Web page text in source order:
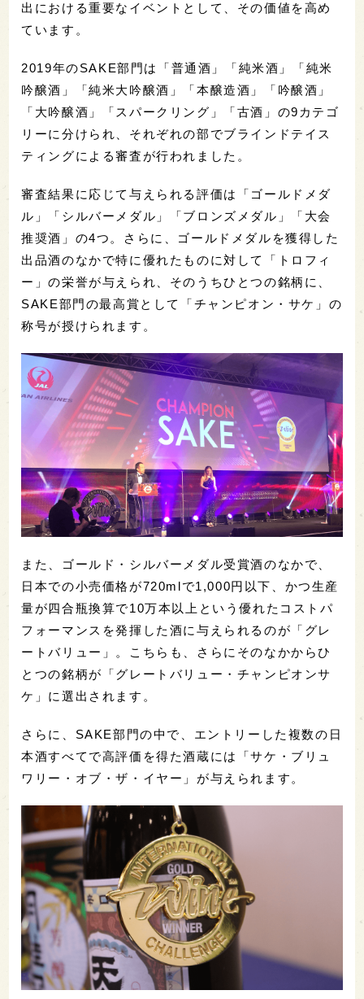
出における重要なイベントとして、その価値を高め
ています。
2019年のSAKE部門は「普通酒」「純米酒」「純米
吟醸酒」「純米大吟醸酒」「本醸造酒」「吟醸酒」
「大吟醸酒」「スパークリング」「古酒」の9カテゴ
リーに分けられ、それぞれの部でブラインドテイス
ティングによる審査が行われました。
審査結果に応じて与えられる評価は「ゴールドメダ
ル」「シルバーメダル」「ブロンズメダル」「大会
推奨酒」の4つ。さらに、ゴールドメダルを獲得した
出品酒のなかで特に優れたものに対して「トロフィ
ー」の栄誉が与えられ、そのうちひとつの銘柄に、
SAKE部門の最高賞として「チャンピオン・サケ」の
称号が授けられます。
また、ゴールド・シルバーメダル受賞酒のなかで、
日本での小売価格が720mlで1,000円以下、かつ生産
量が四合瓶換算で10万本以上という優れたコストパ
フォーマンスを発揮した酒に与えられるのが「グレ
ートバリュー」。こちらも、さらにそのなかからひ
とつの銘柄が「グレートバリュー・チャンピオンサ
ケ」に選出されます。
さらに、SAKE部門の中で、エントリーした複数の日
本酒すべてで高評価を得た酒蔵には「サケ・ブリュ
ワリー・オブ・ザ・イヤー」が与えられます。